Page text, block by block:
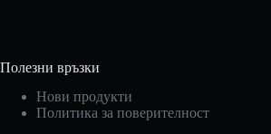
Полезни връзки
Нови продукти
Политика за поверителност